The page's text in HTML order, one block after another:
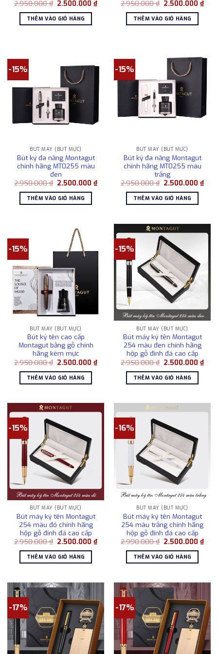
2.950.000₫ Giá
là:
2.950.000 ₫.
2.500.000₫Giá
hiện
2.500.000 ₫.
THÊM VÀO GIỎ HÀNG
2.950.000₫ Giá
là:
2.950.000 ₫.
2.500.000₫Giá
hiện
THÊM VÀO GIỎ HÀNG
-15%
BÚT MÁY (BÚT MỰC)
Bút ký đa năng Montagut
chính hãng MT0255 màu
đen
2.950.000₫ Giá
là:
2.950.000 ₫.
2.500.000₫Giá
hiện
2.500.000 ₫.
THÊM VÀO GIỎ HÀNG
-15%
BÚT MÁY (BÚT MỰC)
Bút ký đa năng Montagut
chính hãng MT0255 màu
trắng
2.950.000₫ Giá
là:
2.950.000 ₫.
2.500.000₫Giá
hiện
THÊM VÀO GIỎ HÀNG
-15%
BÚT MÁY (BÚT MỰC)
Bút ký tên cao cấp
Montagut bằng gỗ chính
hãng kèm mực
2.950.000₫ Giá
là:
2.950.000 ₫.
2.500.000₫Giá
hiện
2.500.000 ₫.
THÊM VÀO GIỎ HÀNG
-15%
BÚT MÁY (BÚT MỰC)
Bút máy ký tên Montagut
254 màu đen chính hãng
hộp gỗ đính đá cao cấp
2.950.000₫ Giá
là:
2.950.000 ₫.
2.500.000₫Giá
hiện
THÊM VÀO GIỎ HÀNG
-15%
BÚT MÁY (BÚT MỰC)
Bút máy ký tên Montagut
254 màu đỏ chính hãng
hộp gỗ đính đá cao cấp
2.950.000₫ Giá
là:
2.950.000 ₫.
2.500.000₫Giá
THÊM VÀO GIỎ HÀNG
-16%
BÚT MÁY (BÚT MỰC)
Bút máy ký tên Montagut
254 màu trắng chính hãng
hộp gỗ đính đá cao cấp
2.990.000₫ Giá
là:
2.990.000 ₫.
2.500.000₫Giá
THÊM VÀO GIỎ HÀNG
-17% -17%